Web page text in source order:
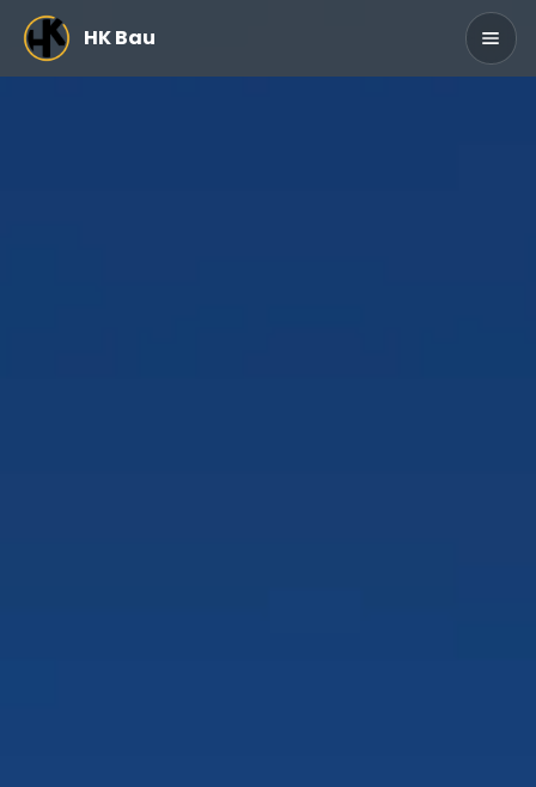
Zum Hauptinhalt springen
HK Bau